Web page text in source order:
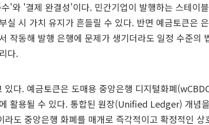
'와 '결제 완결성'이다. 민간기업이 발행하는 스테이
실 시 가치 유지가 흔들릴 수 있다. 반면 예금토큰은
작동해 발행 은행에 문제가 생기더라도 일정 수준의
다.
있다. 예금토큰은 도매용 중앙은행 디지털화폐
활용될 수 있다. 통합된 원장(Unified Ledger) 개념
라도 중앙은행 화폐를 매개로 즉각적이고 확정적인 상